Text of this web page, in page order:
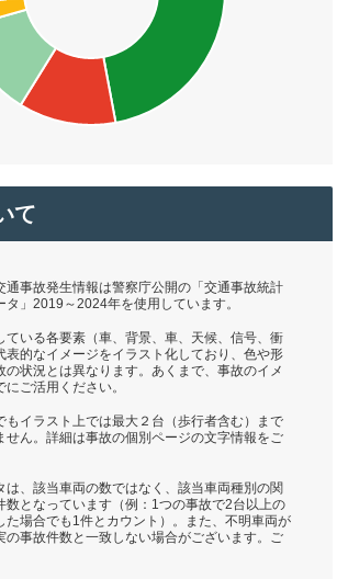
て
通事故発生情報は警察庁公開の「交通事故統計
タ」2019～2024年を使用しています。
ている各要素（車、背景、車、天候、信号、衝
表的なイメージをイラスト化しており、色や形
の状況とは異なります。あくまで、事故のイメ
ご活用ください。
もイラスト上では最大２台（歩行者含む）まで
せん。詳細は事故の個別ページの文字情報をご
は、該当車両の数ではなく、該当車両種別の関
数となっています（例：1つの事故で2台以上の
た場合でも1件とカウント）。また、不明車両が
の事故件数と一致しない場合がございます。ご